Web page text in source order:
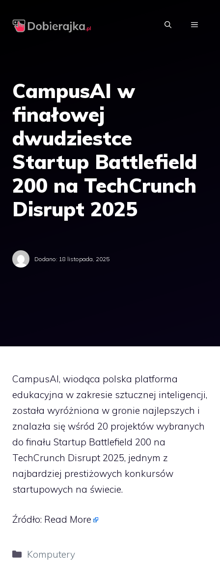
MENU
CampusAI w
finałowej
dwudziestce
Startup Battlefield
200 na TechCrunch
Disrupt 2025
Dodano: 18 listopada, 2025
CampusAI, wiodąca polska platforma
edukacyjna w zakresie sztucznej inteligencji,
została wyróżniona w gronie najlepszych i
znalazła się wśród 20 projektów wybranych
do finału Startup Battlefield 200 na
TechCrunch Disrupt 2025, jednym z
najbardziej prestiżowych konkursów
startupowych na świecie.
Źródło: Read More
Kategorie
Komputery